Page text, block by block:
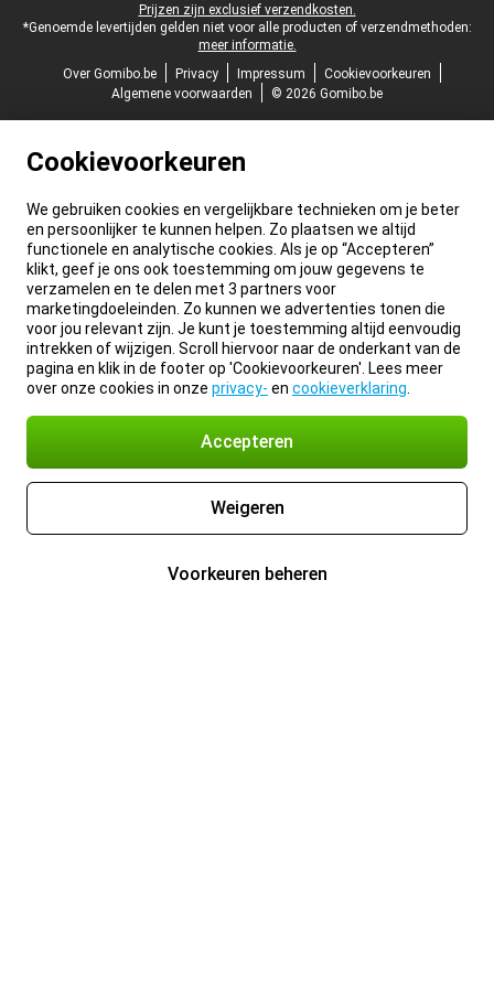
Prijzen zijn exclusief verzendkosten.
*Genoemde levertijden gelden niet voor alle producten of verzendmethoden:
meer informatie.
Over Gomibo.be
Privacy Impressum
Cookievoorkeuren
Algemene voorwaarden
© 2026 Gomibo.be
Cookievoorkeuren
We gebruiken cookies en vergelijkbare technieken om je beter
en persoonlijker te kunnen helpen. Zo plaatsen we altijd
functionele en analytische cookies. Als je op “Accepteren”
klikt, geef je ons ook toestemming om jouw gegevens te
verzamelen en te delen met 3 partners voor
marketingdoeleinden. Zo kunnen we advertenties tonen die
voor jou relevant zijn. Je kunt je toestemming altijd eenvoudig
intrekken of wijzigen. Scroll hiervoor naar de onderkant van de
pagina en klik in de footer op 'Cookievoorkeuren'. Lees meer
over onze cookies in onze privacy- en cookieverklaring
Accepteren
Weigeren
Voorkeuren beheren